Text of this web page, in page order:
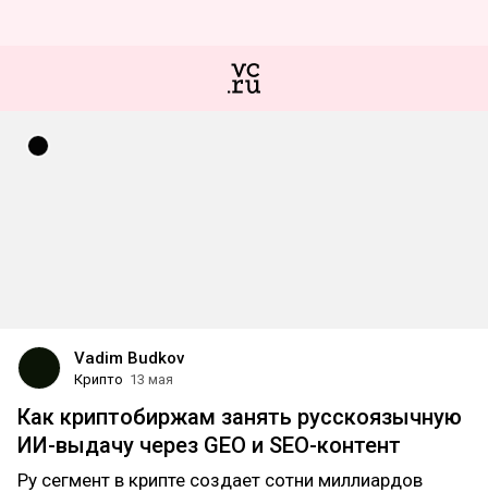
Vadim Budkov
Крипто 13 мая
Как криптобиржам занять русскоязычную
ИИ-выдачу через GEO и SEO-контент
Ру сегмент в крипте создает сотни миллиардов